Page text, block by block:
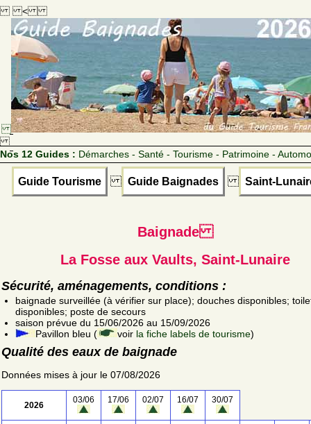
<
Nos 12 Guides : Démarches - Santé - Tourisme - Patrimoine -
Guide Tourisme Guide Baignades Saint-
Baignade
La Fosse aux Vaults, Saint-Lunaire
Sécurité, aménagements, conditions :
baignade surveillée (à vérifier sur place); douches disponibles;
disponibles; poste de secours
saison prévue du 15/06/2026 au 15/09/2026
Pavillon bleu (
voir la fiche labels de tourisme)
Qualité des eaux de baignade
Données mises à jour le 07/08/2026
2026
03/06 17/06 02/07 16/07 30/07